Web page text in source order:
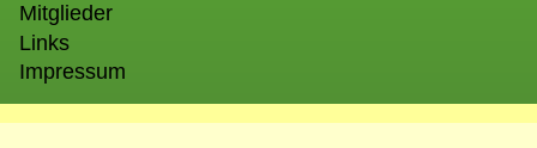
Mitglieder
Links
Impressum